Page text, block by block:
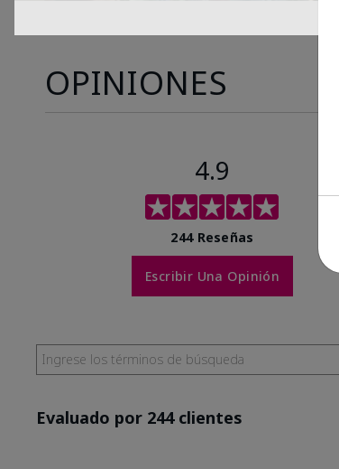
OPINIONES
4.9
244 Reseñas
Escribir Una Opinión
Evaluado por 244 clientes